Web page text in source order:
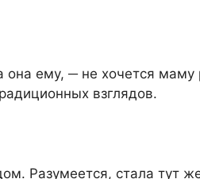
ему, ─ не хочется маму
взглядов.​
Разумеется, стала тут